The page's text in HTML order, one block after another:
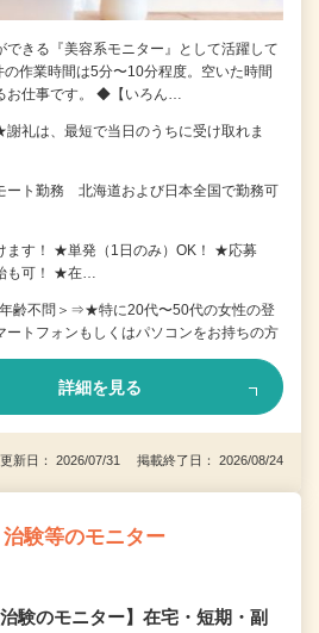
できる『美容系モニター』として活躍して
の作業時間は5分〜10分程度。空いた時間
お仕事です。 ◆【いろん…
礼は、最短で当日のうちに受け取れま
ート勤務 北海道および日本全国で勤務可
ます！ ★単発（1日のみ）OK！ ★応募
も可！ ★在…
年齢不問＞⇒★特に20代〜50代の女性の登
トフォンもしくはパソコンをお持ちの方
詳細を見る
更新日： 2026/07/31 掲載終了日： 2026/08/24
験等のモニター
験のモニター】在宅・短期・副